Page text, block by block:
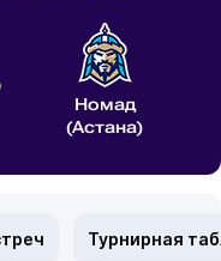
Номад
(Астана)
Турнирная